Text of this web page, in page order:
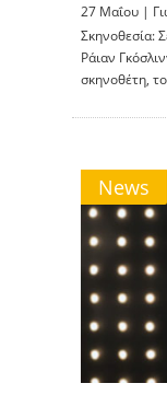
27 Μαΐου |
Σκηνοθεσία:
Ράιαν
σκηνοθέτη,
News